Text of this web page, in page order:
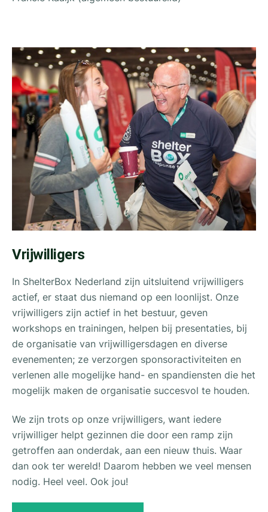
Vrijwilligers
In ShelterBox Nederland zijn uitsluitend vrijwilligers
actief, er staat dus niemand op een loonlijst. Onze
vrijwilligers zijn actief in het bestuur, geven
workshops en trainingen, helpen bij presentaties, bij
de organisatie van vrijwilligersdagen en diverse
evenementen; ze verzorgen sponsoractiviteiten en
verlenen alle mogelijke hand- en spandiensten die het
mogelijk maken de organisatie succesvol te houden.
We zijn trots op onze vrijwilligers, want iedere
vrijwilliger helpt gezinnen die door een ramp zijn
getroffen aan onderdak, aan een nieuw thuis. Waar
dan ook ter wereld! Daarom hebben we veel mensen
nodig. Heel veel. Ook jou!